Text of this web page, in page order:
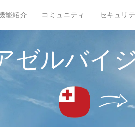
能紹介 コミュニティ セキュリ
ゼルバイ